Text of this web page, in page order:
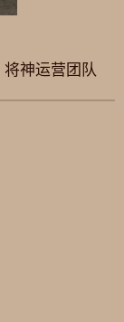
将神运营团队